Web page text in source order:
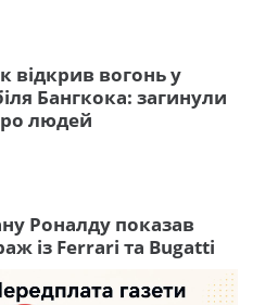
відкрив вогонь у
Бангкока: загинули
людей
Роналду показав
із Ferrari та Bugatti